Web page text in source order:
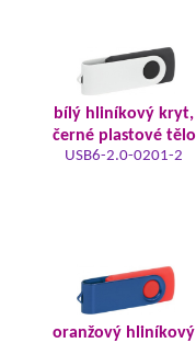
bílý hliníkový kryt,
černé plastové tělo
USB6-2.0-0201-2
oranžový hliníkový